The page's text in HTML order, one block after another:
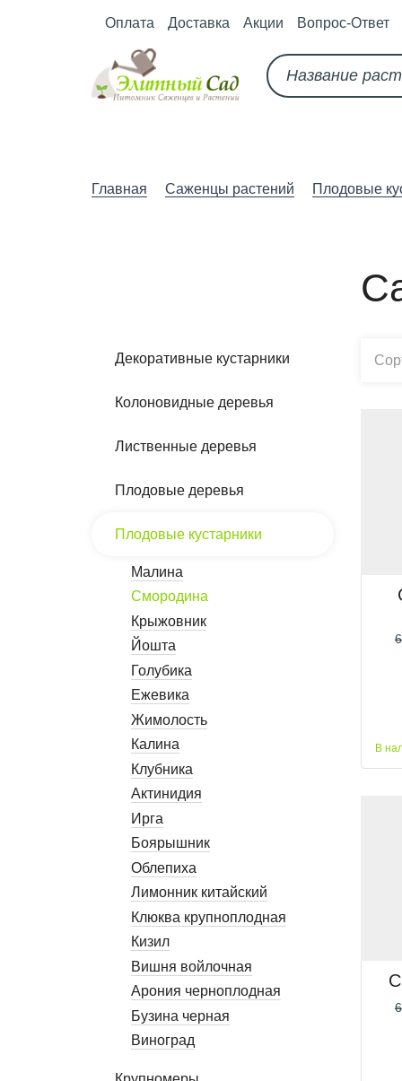
Оплата Доставка Акции Вопрос-Ответ
Главная Саженцы растений Плодовые
Декоративные кустарники
Колоновидные деревья
Лиственные деревья
Плодовые деревья
Плодовые кустарники
Малина
Смородина
Крыжовник
Йошта
Голубика
Ежевика
Жимолость
Калина
Клубника
Актинидия
Ирга
Боярышник
Облепиха
Лимонник китайский
Клюква крупноплодная
Кизил
Вишня войлочная
Арония черноплодная
Бузина черная
Виноград
В